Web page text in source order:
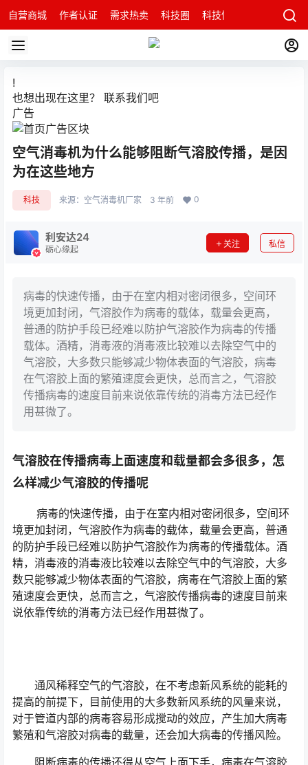
自营商城 作者认证 需求热卖 科技圈 科技快讯 智能科技问
!
也想出现在这里？ 联系我们吧
广告
空气消毒机为什么能够阻断气溶胶传播，是因
为在这些地方
科技 来源： 空气消毒机厂家 3 年前 0
利安达24
砺心缘起
关注 私信
病毒的快速传播，由于在室内相对密闭很多，空间环
境更加封闭，气溶胶作为病毒的载体，载量会更高，
普通的防护手段已经难以防护气溶胶作为病毒的传播
载体。酒精，消毒液的消毒液比较难以去除空气中的
气溶胶，大多数只能够减少物体表面的气溶胶，病毒
在气溶胶上面的繁殖速度会更快，总而言之，气溶胶
传播病毒的速度目前来说依靠传统的消毒方法已经作
用甚微了。
气溶胶在传播病毒上面速度和载量都会多很多，怎
么样减少气溶胶的传播呢
病毒的快速传播，由于在室内相对密闭很多，空间环
境更加封闭，气溶胶作为病毒的载体，载量会更高，普通
的防护手段已经难以防护气溶胶作为病毒的传播载体。酒
精，消毒液的消毒液比较难以去除空气中的气溶胶，大多
数只能够减少物体表面的气溶胶，病毒在气溶胶上面的繁
殖速度会更快，总而言之，气溶胶传播病毒的速度目前来
说依靠传统的消毒方法已经作用甚微了。
通风稀释空气的气溶胶，在不考虑新风系统的能耗的
提高的前提下，目前使用的大多数新风系统的风量来说，
对于管道内部的病毒容易形成搅动的效应，产生加大病毒
繁殖和气溶胶对病毒的载量，还会加大病毒的传播风险。